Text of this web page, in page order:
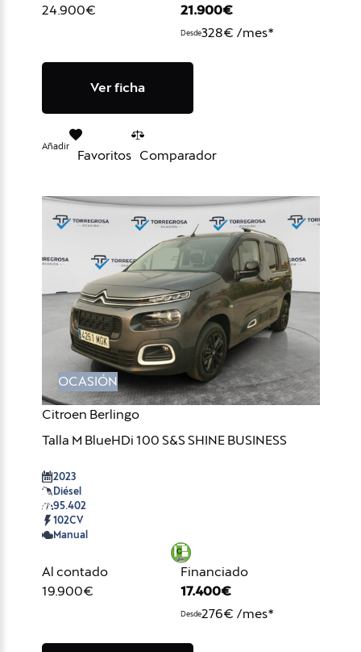
24.900€
21.900€
Desde328€ /mes*
Ver ficha
Añadir
Favoritos Comparador
OCASIÓN
Citroen Berlingo
Talla M BlueHDi 100 S&S SHINE BUSINESS
2023
Diésel
95.402
102CV
Manual
Al contado
19.900€
Financiado
17.400€
Desde276€ /mes*